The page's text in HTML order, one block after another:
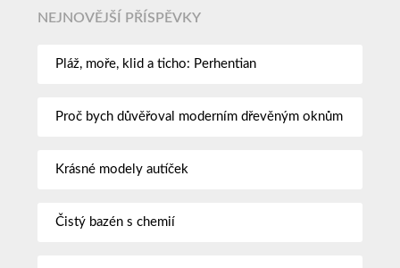
NEJNOVĚJŠÍ PŘÍSPĚVKY
Pláž, moře, klid a ticho: Perhentian
Proč bych důvěřoval moderním dřevěným oknům
Krásné modely autíček
Čistý bazén s chemií